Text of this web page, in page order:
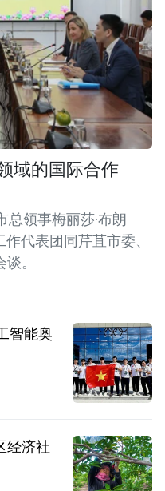
域的国际合作
总领事梅丽莎·布朗
作代表团同芹苴市委、
。
智能奥
经济社